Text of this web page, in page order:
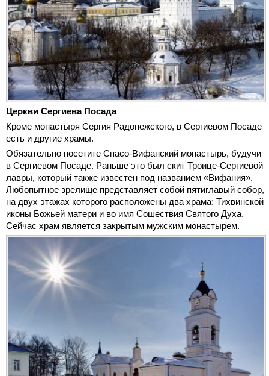
Церкви Сергиева Посада
Кроме монастыря Сергия Радонежского, в Сергиевом Посаде
есть и другие храмы.
Обязательно посетите Спасо-Вифанский монастырь, будучи
в Сергиевом Посаде. Раньше это был скит Троице-Сергиевой
лавры, который также известен под названием «Вифания».
Любопытное зрелище представляет собой пятиглавый собор,
на двух этажах которого расположены два храма: Тихвинской
иконы Божьей матери и во имя Сошествия Святого Духа.
Сейчас храм является закрытым мужским монастырем.